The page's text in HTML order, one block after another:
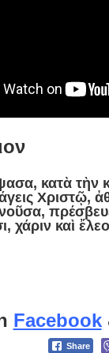
κατὰ τὴν
Χριστῷ,
χάριν καὶ
Facebook
Share